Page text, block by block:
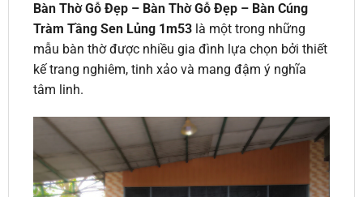
Bàn Thờ Gỗ Đẹp – Bàn Thờ Gỗ Đẹp – Bàn Cúng
Tràm Tầng Sen Lủng 1m53 là một trong những
mẫu bàn thờ được nhiều gia đình lựa chọn bởi thiết
kế trang nghiêm, tinh xảo và mang đậm ý nghĩa
tâm linh.